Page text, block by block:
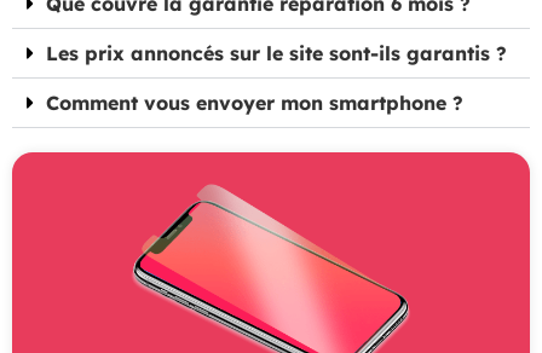
Les prix annoncés sur le site sont-ils garantis ?
Comment vous envoyer mon smartphone ?